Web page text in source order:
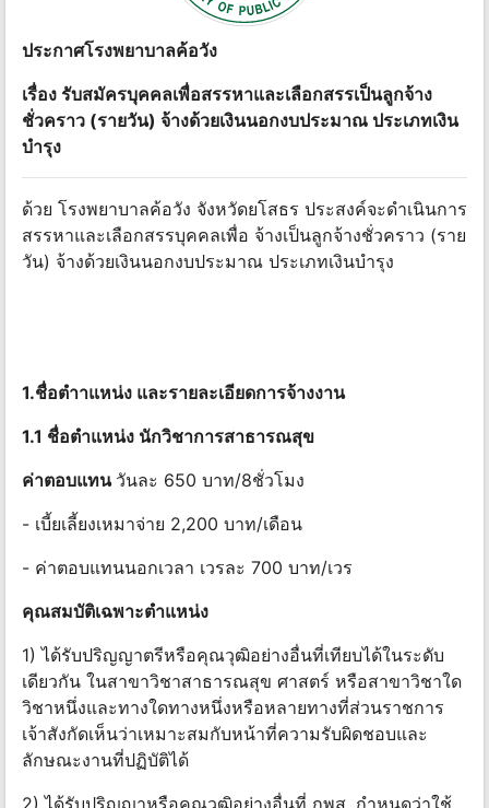
ประกาศโรงพยาบาลค้อวัง
เรื่อง รับสมัครบุคคลเพื่อสรรหาและเลือกสรรเป็นลูกจ้าง
ชั่วคราว (รายวัน) จ้างด้วยเงินนอกงบประมาณ ประเภทเงิน
บํารุง
ด้วย โรงพยาบาลค้อวัง จังหวัดยโสธร ประสงค์จะดําเนินการ
สรรหาและเลือกสรรบุคคลเพื่อ จ้างเป็นลูกจ้างชั่วคราว (ราย
วัน) จ้างด้วยเงินนอกงบประมาณ ประเภทเงินบํารุง
1.ชื่อตําาแหน่ง และรายละเอียดการจ้างงาน
1.1 ชื่อตําแหน่ง นักวิชาการสาธารณสุข
ค่าตอบแทน วันละ 650 บาท/8ชั่วโมง
- เบี้ยเลี้ยงเหมาจ่าย 2,200 บาท/เดือน
- ค่าตอบแทนนอกเวลา เวรละ 700 บาท/เวร
คุณสมบัติเฉพาะตําแหน่ง
1) ได้รับปริญญาตรีหรือคุณวุฒิอย่างอื่นที่เทียบได้ในระดับ
เดียวกัน ในสาขาวิชาสาธารณสุข ศาสตร์ หรือสาขาวิชาใด
วิชาหนึ่งและทางใดทางหนึ่งหรือหลายทางที่ส่วนราชการ
เจ้าสังกัดเห็นว่าเหมาะสมกับหน้าที่ความรับผิดชอบและ
ลักษณะงานที่ปฏิบัติได้